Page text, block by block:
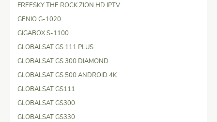
FREESKY THE ROCK ZION HD IPTV
GENIO G-1020
GIGABOX S-1100
GLOBALSAT GS 111 PLUS
GLOBALSAT GS 300 DIAMOND
GLOBALSAT GS 500 ANDROID 4K
GLOBALSAT GS111
GLOBALSAT GS300
GLOBALSAT GS330